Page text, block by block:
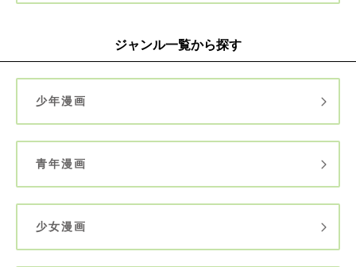
ジャンル一覧から探す
少年漫画
青年漫画
少女漫画